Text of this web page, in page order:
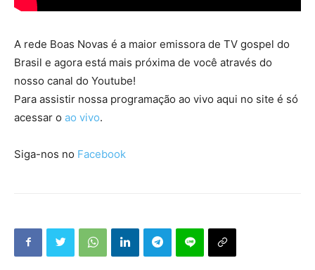
A rede Boas Novas é a maior emissora de TV gospel do
Brasil e agora está mais próxima de você através do
nosso canal do Youtube!
Para assistir nossa programação ao vivo aqui no site é só
acessar o ao vivo.
Siga-nos no Facebook